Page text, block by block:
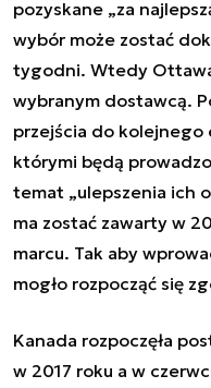
pozyskane „za
wybór może zostać
tygodni. Wtedy
wybranym dostawcą.
przejścia do
którymi będą
temat „ulepszenia ich
ma zostać zawarty w
marcu. Tak aby
mogło rozpocząć się
Kanada rozpoczęła
w 2017 roku a w